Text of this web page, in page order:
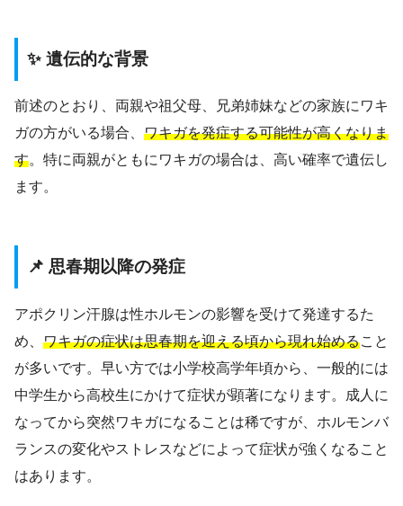
✨ 遺伝的な背景
前述のとおり、両親や祖父母、兄弟姉妹などの家族にワキ
ガの方がいる場合、 ワキガを発症する可能性が高くなりま
す。特に両親がともにワキガの場合は、高い確率で遺伝し
ます。
📌 思春期以降の発症
アポクリン汗腺は性ホルモンの影響を受けて発達するた
め、 ワキガの症状は思春期を迎える頃から現れ始めること
が多いです。早い方では小学校高学年頃から、一般的には
中学生から高校生にかけて症状が顕著になります。成人に
なってから突然ワキガになることは稀ですが、ホルモンバ
ランスの変化やストレスなどによって症状が強くなること
はあります。